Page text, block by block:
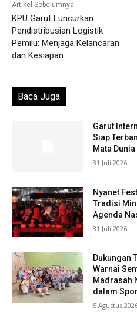
Artikel Sebelumnya
KPU Garut Luncurkan
Pendistribusian Logistik
Pemilu: Menjaga Kelancaran
dan Kesiapan
Baca Juga
Garut
Siap
Mata Dunia
31 Juli 2026
Nyanet
Tradisi
Agenda
31 Juli 2026
Dukungan
Warnai
Madrasah
dalam
5 Agustus